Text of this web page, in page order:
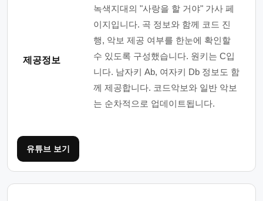
제공정보
녹색지대의 "사랑을 할 거야" 가사 페
이지입니다. 곡 정보와 함께 코드 진
행, 악보 제공 여부를 한눈에 확인할
수 있도록 구성했습니다. 원키는 C입
니다. 남자키 Ab, 여자키 Db 정보도 함
께 제공합니다. 코드악보와 일반 악보
는 순차적으로 업데이트됩니다.
유튜브 보기